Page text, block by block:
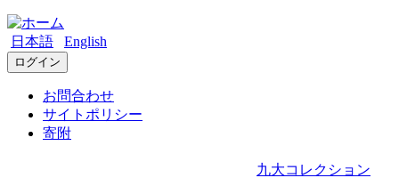
日本語 English
ログイン
お問合わせ
サイトポリシー
寄附
九大コレクション